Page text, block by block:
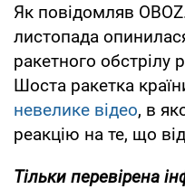
Як повідомляв
листопада
ракетного обстрілу
Шоста ракетка
невелике відео, в
реакцію на те, що
Тільки перевірена